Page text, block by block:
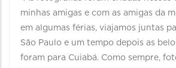
minhas amigas e com as amigas da
em algumas férias, viajamos juntas
São Paulo e um tempo depois as
foram para Cuiabá. Como sempre,